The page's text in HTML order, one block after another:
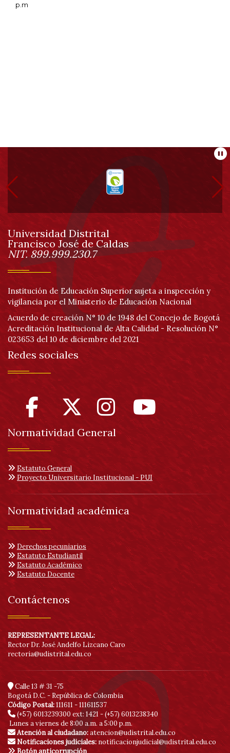
p.m
Información
pie
de
página
Información
Universidad Distrital
Francisco José de Caldas
NIT. 899.999.230.7
Institución de Educación Superior sujeta a inspección y
vigilancia por el Ministerio de Educación Nacional
Acuerdo de creación N° 10 de 1948 del Concejo de Bogotá
Acreditación Institucional de Alta Calidad - Resolución N°
023653 del 10 de diciembre del 2021
Redes sociales
Normatividad General
Estatuto General
Proyecto Universitario Institucional - PUI
Normatividad académica
Derechos pecuniarios
Estatuto Estudiantil
Estatuto Académico
Estatuto Docente
Contáctenos
REPRESENTANTE LEGAL:
Rector Dr. José Andelfo Lizcano Caro
rectoria@udistrital.edu.co
Calle 13 # 31 -75
Bogotá D.C. - República de Colombia
Código Postal:111611 - 111611537
(+57) 6013239300 ext: 1421 - (+57) 6013238340
Lunes a viernes de 8:00 a.m. a 5:00 p.m.
Atención al ciudadano:atencion@udistrital.edu.co
Notificaciones judiciales: notificacionjudicial@udistrital.edu.co
Botón anticorrupción